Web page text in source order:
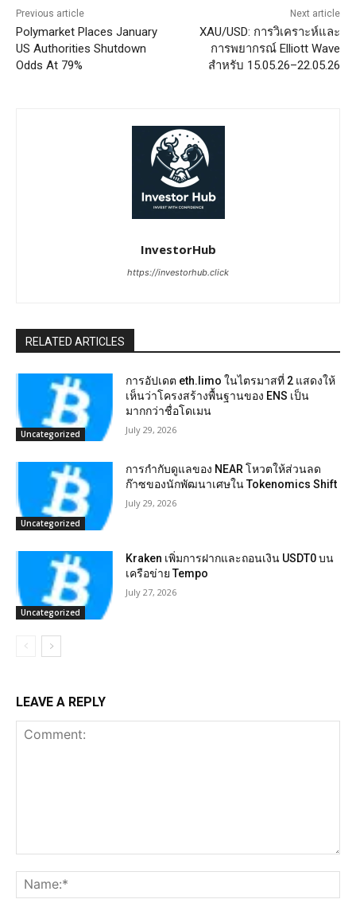
Previous article
Polymarket Places January
US Authorities Shutdown
Odds At 79%
Next article
XAU/USD: การวิเคราะห์และ
การพยากรณ์ Elliott Wave
สำหรับ 15.05.26–22.05.26
InvestorHub
https://investorhub.click
RELATED ARTICLES
Uncategorized
การอัปเดต eth.limo ในไตรมาสที่ 2 แสดงให้
เห็นว่าโครงสร้างพื้นฐานของ ENS เป็น
มากกว่าชื่อโดเมน
July 29, 2026
Uncategorized
การกำกับดูแลของ NEAR โหวตให้ส่วนลด
ก๊าซของนักพัฒนาเศษใน Tokenomics Shift
July 29, 2026
Uncategorized
Kraken เพิ่มการฝากและถอนเงิน USDT0 บน
เครือข่าย Tempo
July 27, 2026
LEAVE A REPLY